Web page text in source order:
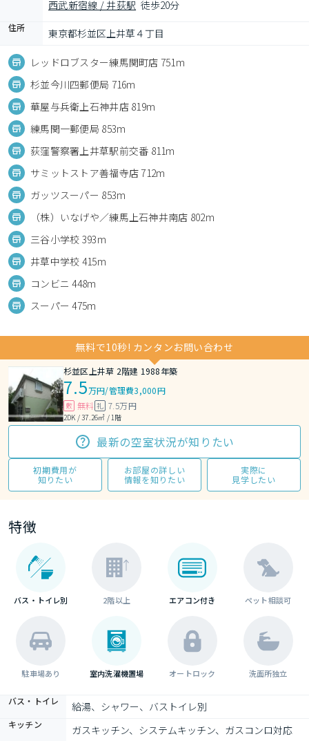
西武新宿線 / 井荻駅 徒歩20分
住所 東京都杉並区上井草４丁目
レッドロブスター練馬関町店 751m
杉並今川四郵便局 716m
華屋与兵衛上石神井店 819m
練馬関一郵便局 853m
荻窪警察署上井草駅前交番 811m
サミットストア善福寺店 712m
ガッツスーパー 853m
（株）いなげや／練馬上石神井南店 802m
三谷小学校 393m
井草中学校 415m
コンビニ 448m
スーパー 475m
無料で10秒! カンタンお問い合わせ
杉並区上井草 2階建 1988年築
7.5万円/管理費3,000円
敷 無料 礼 7.5万円
2DK / 37.26㎡ / 1階
最新の空室状況が知りたい
初期費用が
知りたい
お部屋の詳しい
情報を知りたい
実際に
見学したい
特徴
バス・トイレ別 2階以上 エアコン付き ペット相談可
駐車場あり 室内洗濯機置場 オートロック 洗面所独立
バス・トイレ 給湯、シャワー、バストイレ別
キッチン ガスキッチン、システムキッチン、ガスコンロ対応